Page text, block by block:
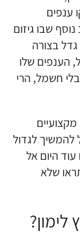
ענפים
שבו גיזום
בצורה
הענפים שלו
חשמל, הרי
מקצועיים
להמשיך לגדול
היום אל
שלא
לימון?